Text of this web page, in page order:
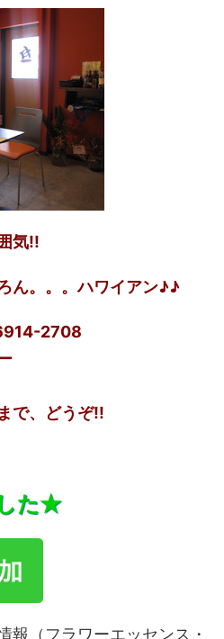
気!!
ん。。。ハワイアン♪♪
2708
で、どうぞ!!
た★
報（フラワーエッセンス・